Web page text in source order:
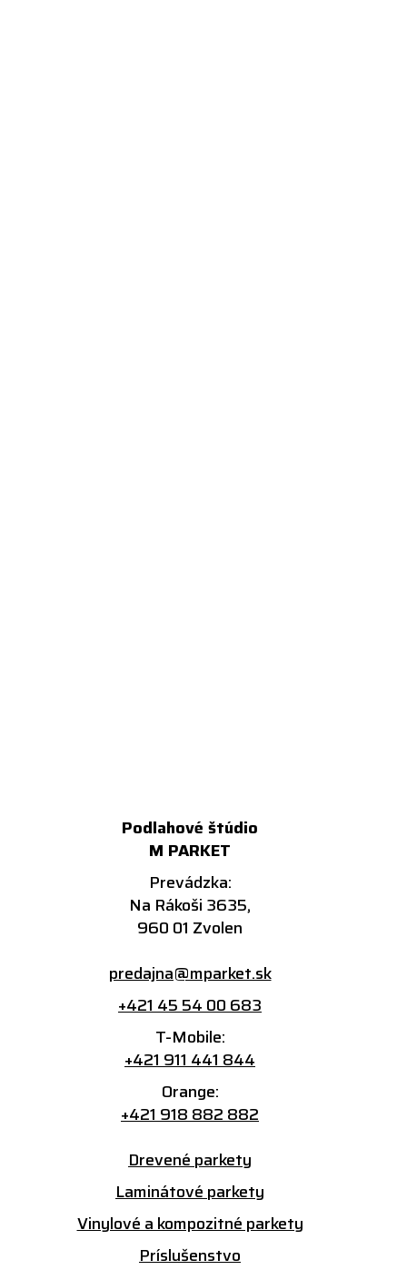
Podlahové štúdio
M PARKET
Prevádzka:
Na Rákoši 3635,
960 01 Zvolen
predajna@mparket.sk
+421 45 54 00 683
T-Mobile:
+421 911 441 844
Orange:
+421 918 882 882
Drevené parkety
Laminátové parkety
Vinylové a kompozitné parkety
Príslušenstvo